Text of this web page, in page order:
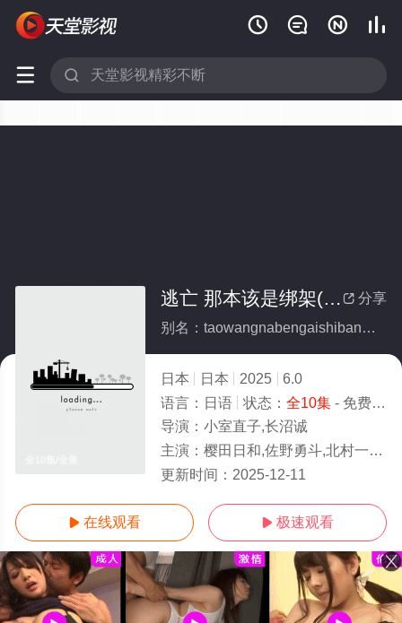
   
 
 分享
逃亡 那本该是绑架(全集)
别名：taowangnabengaishibangjia
日本 日本 2025
6.0
语言： 日语 状态： 全10集- 免费在线观看
导演： 小室直子,长沼诚
主演： 樱田日和,佐野勇斗,北村一辉,志田未来,富田靖子,山口马木也,松尾谕,结木滉星,初夏
更新时间： 2025-12-11
 在线观看  极速观看